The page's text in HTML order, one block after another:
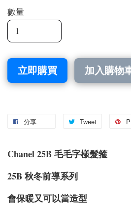
數量
立即購買 加入購物
分享 Tweet
Chanel 25B 毛毛字樣髮箍
25B 秋冬前導系列
會保暖又可以當造型